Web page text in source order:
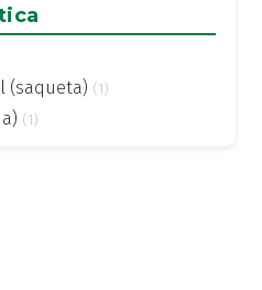
(saqueta) (1)
(1)